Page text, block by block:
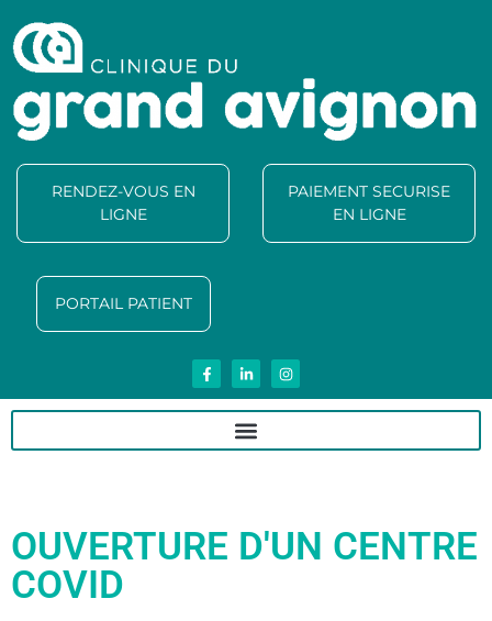
RENDEZ-VOUS EN
LIGNE
PAIEMENT SECURISE
EN LIGNE
PORTAIL PATIENT
OUVERTURE D'UN CENTRE
COVID